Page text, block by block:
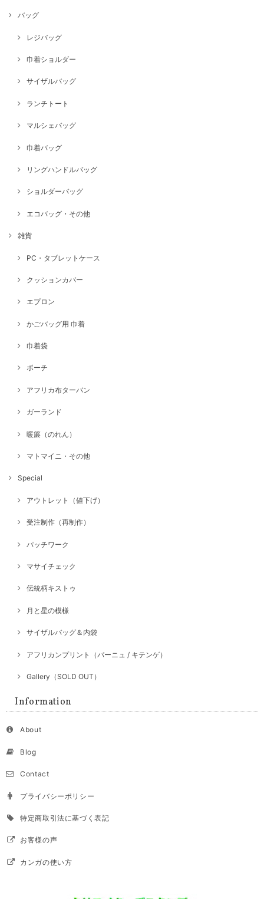
バッグ
レジバッグ
巾着ショルダー
サイザルバッグ
ランチトート
マルシェバッグ
巾着バッグ
リングハンドルバッグ
ショルダーバッグ
エコバッグ・その他
雑貨
PC・タブレットケース
クッションカバー
エプロン
かごバッグ用 巾着
巾着袋
ポーチ
アフリカ布ターバン
ガーランド
暖簾（のれん）
マトマイニ・その他
Special
アウトレット（値下げ）
受注制作（再制作）
パッチワーク
マサイチェック
伝統柄キストゥ
月と星の模様
サイザルバッグ＆内袋
アフリカンプリント（パーニュ / キテンゲ）
Gallery（SOLD OUT）
Information
About
Blog
Contact
プライバシーポリシー
特定商取引法に基づく表記
お客様の声
カンガの使い方